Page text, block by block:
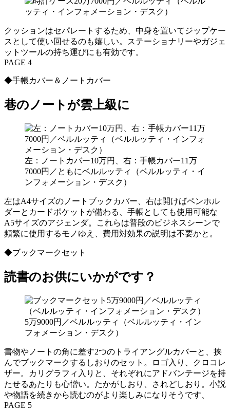
クッションはセパレートするため、中身を置いてジップケー
スとして使い回せるのも嬉しい。ステーショナリーやガジェ
ットツールの持ち運びにも有効です。
PAGE 4
◆手帳カバー＆ノートカバー
巷のノートが雲上級に
左：ノートカバー10万円、右：手帳カバー11万
7000円／ともにベルルッティ（ベルルッティ・イ
ンフォメーション・デスク）
左はA4サイズのノートブックカバー、右は開けばペンホル
ダーとカードポケットが備わる、手帳としても使用可能な
A5サイズのアジェンダ。これらは普段のビジネスシーンで
頻繁に使用するモノゆえ、費用対効果の説明は不要かと。
◆ブックマークセット
読書のお供にいかがです？
5万9000円／ベルルッティ（ベルルッティ・イン
フォメーション・デスク）
書物やノートの角に差す2つのトライアングルカバーと、挟
んでブックマークするしおりのセット。ロゴ入り、クロコレ
ザー。カリグラフィ入りと、それぞれにアドバンテージを持
たせるあたりも心憎い。たかがしおり、されどしおり。小説
や物語を続きから読むのがより楽しみになりそうです、
PAGE 5